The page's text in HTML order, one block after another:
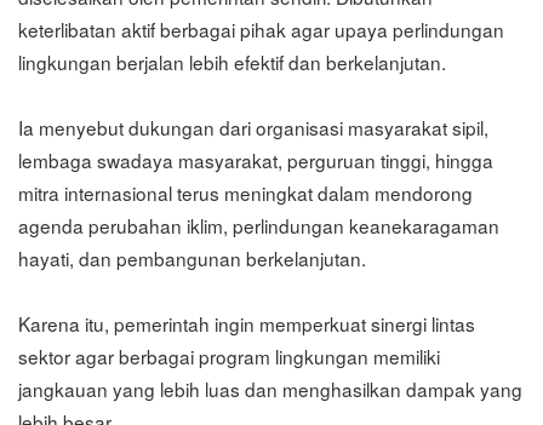
keterlibatan aktif berbagai pihak agar upaya perlindungan
lingkungan berjalan lebih efektif dan berkelanjutan.
Ia menyebut dukungan dari organisasi masyarakat sipil,
lembaga swadaya masyarakat, perguruan tinggi, hingga
mitra internasional terus meningkat dalam mendorong
agenda perubahan iklim, perlindungan keanekaragaman
hayati, dan pembangunan berkelanjutan.
Karena itu, pemerintah ingin memperkuat sinergi lintas
sektor agar berbagai program lingkungan memiliki
jangkauan yang lebih luas dan menghasilkan dampak yang